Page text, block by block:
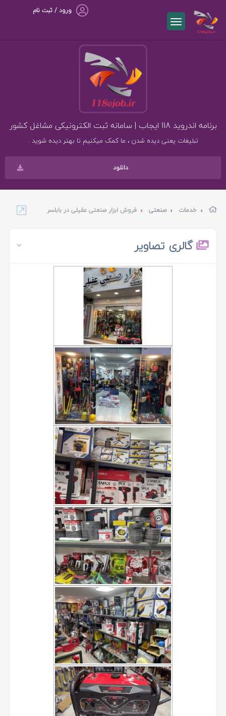
ورود / ثبت نام
برنامه اندروید 118 ایجاب | سامانه ثبت الکترونیکی مشاغل کشور
تبلیغات یعنی دیده شدن ، ما کمک میکنیم تا بهتر دیده شوید .
دانلود
خدمات صنعتی فروش ابزار صنعتی عقیلی در بابلسر
گالری تصاویر